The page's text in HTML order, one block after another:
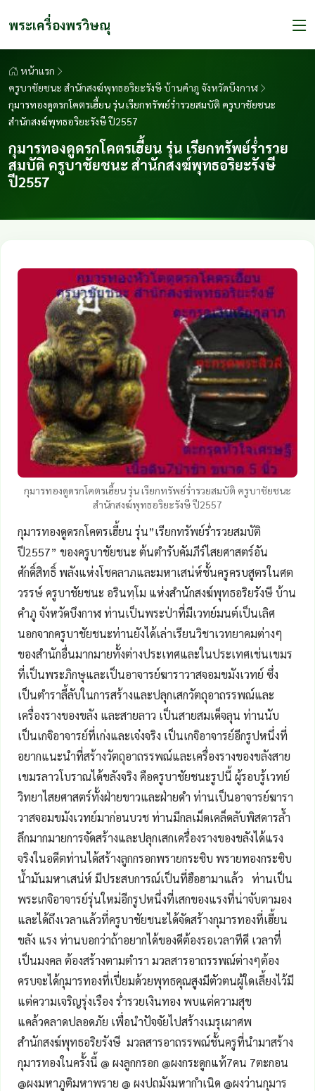
พระเครื่องพรวิษณุ
หน้าแรก
ครูบาชัยชนะ สำนักสงฆ์พุทธอริยะรังษี บ้านคำภู จังหวัดบึงกาฬ
กุมารทองดูดรกโคตรเฮี้ยน รุ่น เรียกทรัพย์ร่ำรวยสมบัติ ครูบาชัยชนะ
สำนักสงฆ์พุทธอริยะรังษี ปี2557
กุมารทองดูดรกโคตรเฮี้ยน รุ่น เรียกทรัพย์ร่ำรวย
สมบัติ ครูบาชัยชนะ สำนักสงฆ์พุทธอริยะรังษี
ปี2557
กุมารทองดูดรกโคตรเฮี้ยน รุ่น เรียกทรัพย์ร่ำรวยสมบัติ ครูบาชัยชนะ
สำนักสงฆ์พุทธอริยะรังษี ปี2557
กุมารทองดูดรกโคตรเฮี้ยน รุ่น”เรียกทรัพย์ร่ำรวยสมบัติ
ปี2557” ของครูบาชัยชนะ ต้นตำรับคัมภีร์ไสยศาสตร์อัน
ศักดิ์สิทธิ์ พลังแห่งโชคลาภและมหาเสน่ห์ชั้นครูครบสูตรในศต
วรรษ์ ครูบาชัยชนะ อรินทฺโม แห่งสำนักสงฆ์พุทธอริยรังษี บ้าน
คำภู จังหวัดบึงกาฬ ท่านเป็นพระป่าที่มีเวทย์มนต์เป็นเลิศ
นอกจากครูบาชัยชนะท่านยังได้เล่าเรียนวิชาเวทยาคมต่างๆ
ของสำนักอื่นมากมายทั้งต่างประเทศและในประเทศเช่นเขมร
ที่เป็นพระภิกษุและเป็นอาจารย์ฆาราวาสจอมขมังเวทย์ ซึ่ง
เป็นตำราลี้ลับในการสร้างและปลุกเสกวัตถุอาถรรพณ์และ
เครื่องรางของขลัง และสายลาว เป็นสายสมเด็จลุน ท่านนับ
เป็นเกจิอาจารย์ที่เก่งและเจ๋งจริง เป็นเกจิอาจารย์อีกรูปหนึ่งที่
อยากแนะนำที่สร้างวัตถุอาถรรพณ์และเครื่องรางของขลังสาย
เขมรลาวโบราณได้ขลังจริง คือครูบาชัยชนะรูปนี้ ผู้รอบรู้เวทย์
วิทยาไสยศาสตร์ทั้งฝ่ายขาวและฝ่ายดำ ท่านเป็นอาจารย์ฆารา
วาสจอมขมังเวทย์มาก่อนบวช ท่านมีกลเม็ดเคล็ดลับพิสดารล้ำ
ลึกมากมายการจัดสร้างและปลุกเสกเครื่องรางของขลังได้แรง
จริงในอดีตท่านได้สร้างลูกกรอกพรายกระซิบ พรายทองกระซิบ
น้ำมันมหาเสน่ห์ มีประสบการณ์เป็นที่ฮือฮามาแล้ว ท่านเป็น
พระเกจิอาจารย์รุ่นใหม่อีกรูปหนึ่งที่เสกของแรงที่น่าจับตามอง
และได้ถึงเวลาแล้วที่ครูบาชัยชนะได้จัดสร้างกุมารทองที่เฮี้ยน
ขลัง แรง ท่านบอกว่าถ้าอยากได้ของดีต้องรอเวลาทีดี เวลาที่
เป็นมงคล ต้องสร้างตามตำรา มวลสารอาถรรพณ์ต่างๆต้อง
ครบจะได้กุมารทองที่เปี่ยมด้วยพุทธคุณสูงมีตัวตนผู้ใดเลี้ยงไว้มี
แต่ความเจริญรุ่งเรือง ร่ำรวยเงินทอง พบแต่ความสุข
แคล้วคลาดปลอดภัย เพื่อนำปัจจัยไปสร้างเมรุเผาศพ
สำนักสงฆ์พุทธอริยรังษี มวลสารอาถรรพณ์ชั้นครูที่นำมาสร้าง
กุมารทองในครั้งนี้ @ ผงลูกกรอก @ผงกระดูกแท้7คน 7ตะกอน
@ผงมหาภูติมหาพราย @ ผงปถมังมหากำเนิด @ผงว่านกุมาร